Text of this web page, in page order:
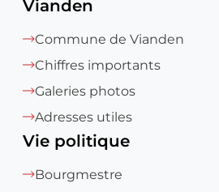
Vianden
Commune de Vianden
Chiffres importants
Galeries photos
Adresses utiles
Vie politique
Bourgmestre